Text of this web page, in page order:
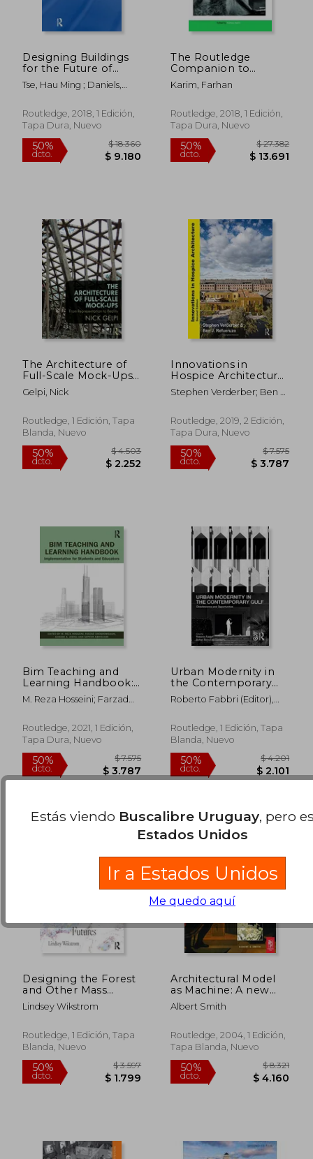
50%
dcto.
$ 18.924 50%
Designing Buildings
for the Future of
Schooling:
Contemporary
(en Inglés)
Tse, Hau Ming ; Daniels,
Routledge, 2018, 1 Edición,
Tapa Dura, Nuevo
dcto. $ 9.180
The Routledge
Companion to
Architecture and
Social Engagement
Karim, Farhan
Routledge, 2018, 1 Edición,
Tapa Dura, Nuevo
dcto. $
The Architecture of
Full-Scale Mock-Ups:
From Representation
to Reality (en Inglés)
Gelpi, Nick
Routledge, 1 Edición, Tapa
Blanda, Nuevo
50%
dcto. $ 2.252
Innovations in
Hospice Architecture
(en Inglés)
Stephen Verderber; Ben J.
Routledge, 2019, 2 Edición,
Tapa Dura, Nuevo
50%
dcto. $
Bim Teaching and
Learning Handbook:
Implementation for
Students and
M. Reza Hosseini; Farzad
Aibinu; Sepehr Abrishami
Routledge, 2021, 1 Edición,
Tapa Dura, Nuevo
Urban Modernity in
the Contemporary
Gulf: Obsolescence
and Opportunities
Roberto Fabbri (Editor),
(Editor)
Routledge, 1 Edición, Tapa
Blanda, Nuevo
Designing the Forest
and Other Mass
Timber Futures (en
Inglés)
Lindsey Wikstrom
Routledge, 1 Edición, Tapa
Blanda, Nuevo
Architectural Model
as Machine: A new
View of Models From
Antiquity to the
Inglés)
Albert Smith
Routledge, 2004, 1 Edición,
Tapa Blanda, Nuevo
Estás viendo Buscalibre Uruguay, pero
Estados Unidos
Ir a Estados Unidos
Me quedo aquí